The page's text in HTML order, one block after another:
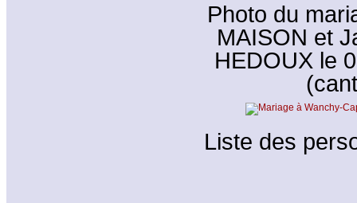
Photo du
MAISON et
HEDOUX le
Liste des